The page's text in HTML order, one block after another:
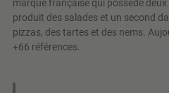
marque française qui possède
produit des salades et un second
pizzas, des tartes et des nems.
+66 références.